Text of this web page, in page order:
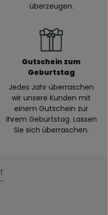
überzeugen.
Gutschein zum
Geburtstag
Jedes Jahr überraschen
wir unsere Kunden mit
einem Gutschein zur
Ihrem Geburtstag. Lassen
Sie sich überraschen.